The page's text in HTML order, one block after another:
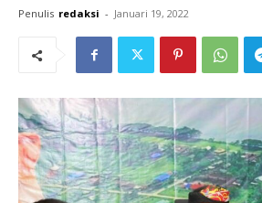
Penulis redaksi - Januari 19, 2022